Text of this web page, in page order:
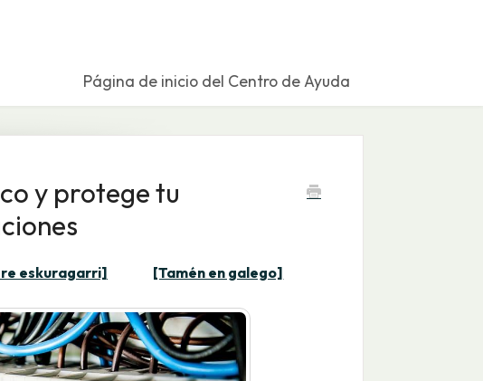
Página de inicio del Centro de Ayuda
y protege tu
eskuragarri] [Tamén en galego]